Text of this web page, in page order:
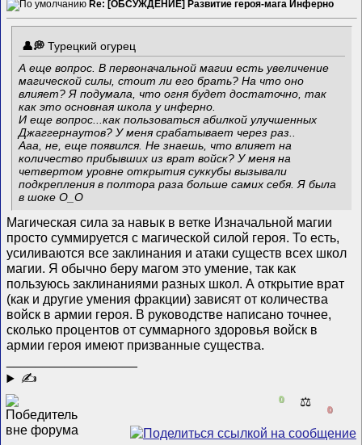
Re: [ОБСУЖДЕНИЕ] Развитие героя-мага Инферно
Турецкий огурец
А еще вопрос. В первоначальной магии есть увеличение
магической силы, стоит ли его брать? На что оно
влияет? Я подумала, что огня будет достаточно, так
как это основная школа у инферно.
И еще вопрос...как пользоваться абилкой улучшенных
Джаггернаутов? У меня срабатывает через раз..
Ааа, не, еще появился. Не знаешь, что влияет на
количество прибывших из врат войск? У меня на
четвертом уровне открытия суккубы вызывали
подкрепления в полтора раза больше самих себя. Я была
в шоке О_О
Магическая сила за навык в ветке Изначальной магии
просто суммируется с магической силой героя. То есть,
усиливаются все заклинания и атаки существ всех школ
магии. Я обычно беру магом это умение, так как
пользуюсь заклинаниями разных школ. А открытие врат
(как и другие умения фракции) зависят от количества
войск в армии героя. В руководстве написано точнее,
сколько процентов от суммарного здоровья войск в
армии героя имеют призванные существа.
✍
0 ⚖️
0